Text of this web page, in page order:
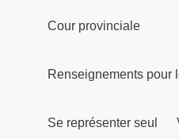
Cour provinciale
Renseignements pour
Se représenter seul